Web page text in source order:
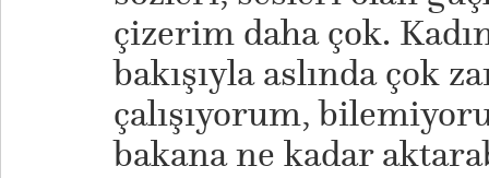
çizerim daha çok.
bakışıyla aslında çok
çalışıyorum,
bakana ne kadar